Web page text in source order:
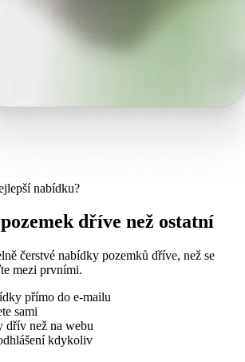
nabídku?
dříve než ostatní
čerstvé nabídky pozemků dříve, než se
mezi prvními.
přímo do e-mailu
sami
dřív než na webu
kdykoliv